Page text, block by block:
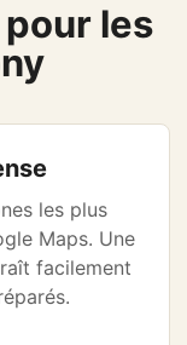
pour les
les plus
Maps. Une
facilement